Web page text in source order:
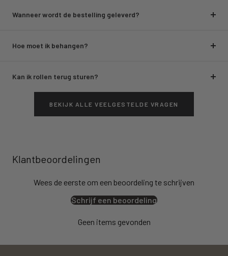
Wanneer wordt de bestelling geleverd?
Hoe moet ik behangen?
Kan ik rollen terug sturen?
BEKIJK ALLE VEELGESTELDE VRAGEN
Klantbeoordelingen
Wees de eerste om een beoordeling te schrijven
Schrijf een beoordeling
Geen items gevonden